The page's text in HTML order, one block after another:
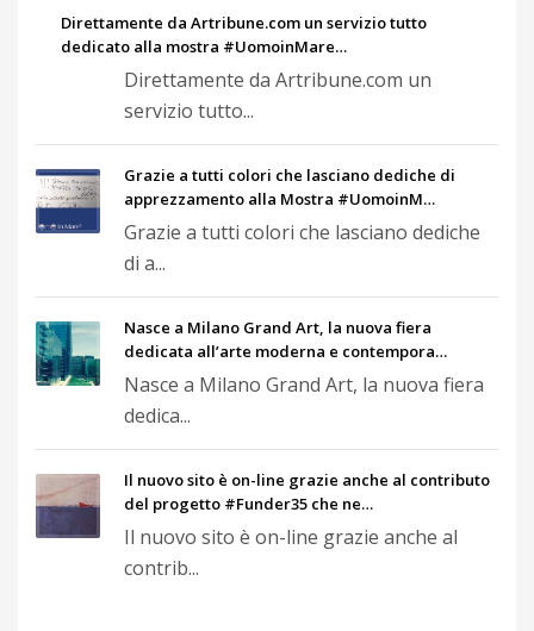
Direttamente da Artribune.com un servizio tutto
dedicato alla mostra #UomoinMare…
Direttamente da Artribune.com un
servizio tutto...
Grazie a tutti colori che lasciano dediche di
apprezzamento alla Mostra #UomoinM…
Grazie a tutti colori che lasciano dediche
di a...
Nasce a Milano Grand Art, la nuova fiera
dedicata all’arte moderna e contempora…
Nasce a Milano Grand Art, la nuova fiera
dedica...
Il nuovo sito è on-line grazie anche al contributo
del progetto #Funder35 che ne…
Il nuovo sito è on-line grazie anche al
contrib...